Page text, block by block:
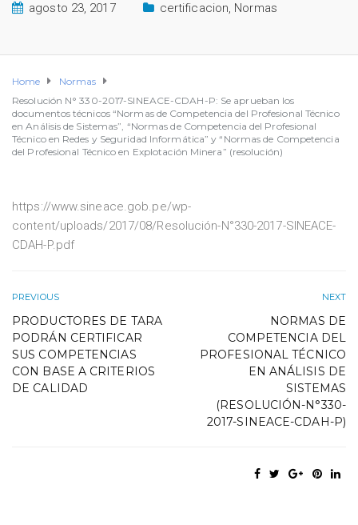
agosto 23, 2017 certificacion, Normas
Home
Normas
Resolución N° 330-2017-SINEACE-CDAH-P: Se aprueban los
documentos técnicos “Normas de Competencia del Profesional Técnico
en Análisis de Sistemas”, “Normas de Competencia del Profesional
Técnico en Redes y Seguridad Informática” y “Normas de Competencia
del Profesional Técnico en Explotación Minera” (resolución)
https://www.sineace.gob.pe/wp-
content/uploads/2017/08/Resolución-N°330-2017-SINEACE-
CDAH-P.pdf
PREVIOUS
PRODUCTORES DE TARA
PODRÁN CERTIFICAR
SUS COMPETENCIAS
CON BASE A CRITERIOS
DE CALIDAD
NEXT
NORMAS DE
COMPETENCIA DEL
PROFESIONAL TÉCNICO
EN ANÁLISIS DE
SISTEMAS
(RESOLUCIÓN-N°330-
2017-SINEACE-CDAH-P)